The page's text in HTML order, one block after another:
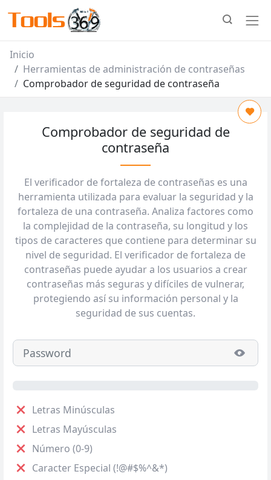
Inicio
Herramientas de administración de contraseñas
Comprobador de seguridad de contraseña
Comprobador de seguridad de
contraseña
El verificador de fortaleza de contraseñas es una
herramienta utilizada para evaluar la seguridad y la
fortaleza de una contraseña. Analiza factores como
la complejidad de la contraseña, su longitud y los
tipos de caracteres que contiene para determinar su
nivel de seguridad. El verificador de fortaleza de
contraseñas puede ayudar a los usuarios a crear
contraseñas más seguras y difíciles de vulnerar,
protegiendo así su información personal y la
seguridad de sus cuentas.
Letras Minúsculas
Letras Mayúsculas
Número (0-9)
Caracter Especial (!@#$%^&*)